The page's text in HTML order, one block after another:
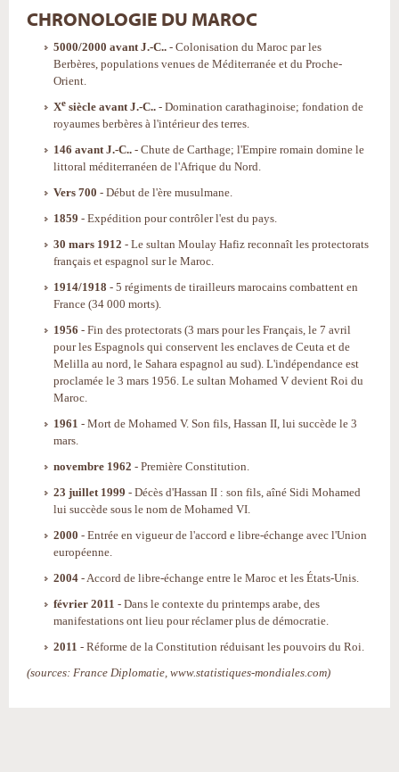
CHRONOLOGIE DU MAROC
5000/2000 avant J.-C.. - Colonisation du Maroc par les
Berbères, populations venues de Méditerranée et du Proche-
Orient.
Xe siècle avant J.-C.. - Domination carathaginoise; fondation de
royaumes berbères à l'intérieur des terres.
146 avant J.-C.. - Chute de Carthage; l'Empire romain domine le
littoral méditerranéen de l'Afrique du Nord.
Vers 700 - Début de l'ère musulmane.
1859 - Expédition pour contrôler l'est du pays.
30 mars 1912 - Le sultan Moulay Hafiz reconnaît les protectorats
français et espagnol sur le Maroc.
1914/1918 - 5 régiments de tirailleurs marocains combattent en
France (34 000 morts).
1956 - Fin des protectorats (3 mars pour les Français, le 7 avril
pour les Espagnols qui conservent les enclaves de Ceuta et de
Melilla au nord, le Sahara espagnol au sud). L'indépendance est
proclamée le 3 mars 1956. Le sultan Mohamed V devient Roi du
Maroc.
1961 - Mort de Mohamed V. Son fils, Hassan II, lui succède le 3
mars.
novembre 1962 - Première Constitution.
23 juillet 1999 - Décès d'Hassan II : son fils, aîné Sidi Mohamed
lui succède sous le nom de Mohamed VI.
2000 - Entrée en vigueur de l'accord e libre-échange avec l'Union
européenne.
2004 - Accord de libre-échange entre le Maroc et les États-Unis.
février 2011 - Dans le contexte du printemps arabe, des
manifestations ont lieu pour réclamer plus de démocratie.
2011 - Réforme de la Constitution réduisant les pouvoirs du Roi.
(sources: France Diplomatie, www.statistiques-mondiales.com)